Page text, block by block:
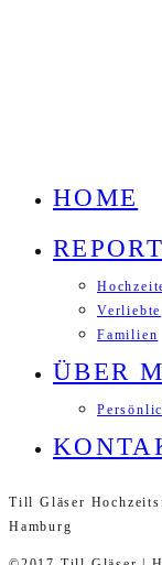
HOME
Verliebte
Familien
ÜBER
Till Gläser
Hamburg